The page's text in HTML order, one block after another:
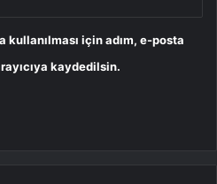
kullanılması için adım, e-posta
kaydedilsin.